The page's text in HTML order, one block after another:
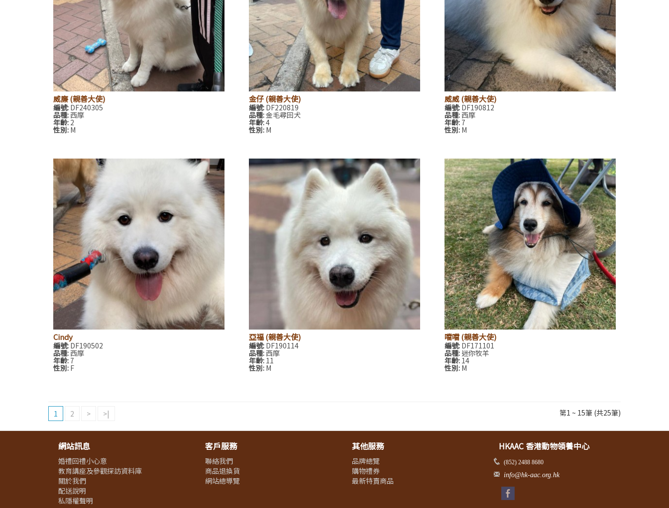
威廉 (親善大使)
編號: DF240305
品種:西摩
年齡: 2
性別: M
金仔 (親善大使)
編號: DF220819
品種:金毛尋回犬
年齡:4
性別: M
威威 (親善大使)
編號: DF190812
品種:西摩
年齡: 7
性別: M
Cindy
編號: DF190502
品種:西摩
年齡: 7
性別: F
亞福 (親善大使)
編號: DF190114
品種:西摩
年齡: 11
性別: M
噹噹 (親善大使)
編號: DF171101
品種:迷你牧羊
年齡: 14
性別: M
1 2 > >| 第1 ~ 15筆 (共25筆)
網站訊息
婚禮回禮小心意
教育講座及參觀探訪資料庫
關於我們
配送說明
私隱權聲明
客戶服務
聯絡我們
商品退換貨
網站總導覽
其他服務
品牌總覽
購物禮券
最新特賣商品
HKAAC 香港動物領養中心
(852) 2488 8680
info@hk-aac.org.hk